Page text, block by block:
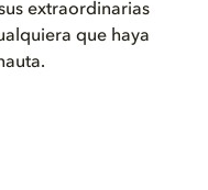
extraordinarias
que haya